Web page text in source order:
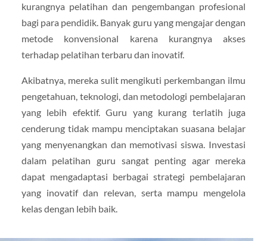
kurangnya pelatihan dan pengembangan profesional
bagi para pendidik. Banyak guru yang mengajar dengan
metode konvensional karena kurangnya akses
terhadap pelatihan terbaru dan inovatif.
Akibatnya, mereka sulit mengikuti perkembangan ilmu
pengetahuan, teknologi, dan metodologi pembelajaran
yang lebih efektif. Guru yang kurang terlatih juga
cenderung tidak mampu menciptakan suasana belajar
yang menyenangkan dan memotivasi siswa. Investasi
dalam pelatihan guru sangat penting agar mereka
dapat mengadaptasi berbagai strategi pembelajaran
yang inovatif dan relevan, serta mampu mengelola
kelas dengan lebih baik.